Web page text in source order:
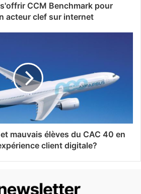
CCM Benchmark pour
acteur clef sur internet
mauvais élèves du CAC 40 en
client digitale?